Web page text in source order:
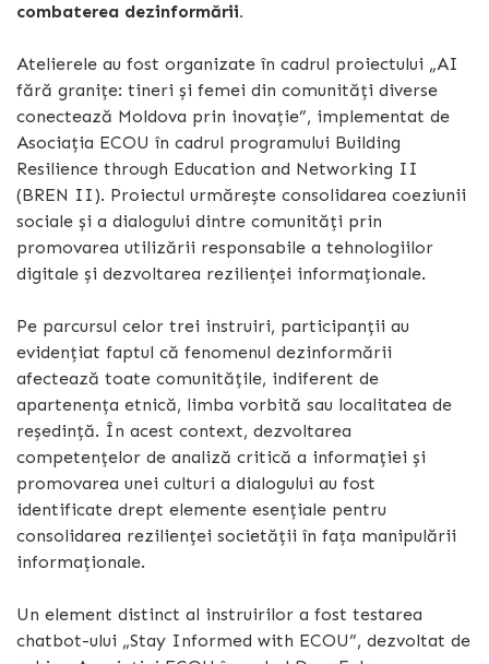
combaterea dezinformării.
Atelierele au fost organizate în cadrul proiectului „AI
fără granițe: tineri și femei din comunități diverse
conectează Moldova prin inovație”, implementat de
Asociația ECOU în cadrul programului Building
Resilience through Education and Networking II
(BREN II). Proiectul urmărește consolidarea coeziunii
sociale și a dialogului dintre comunități prin
promovarea utilizării responsabile a tehnologiilor
digitale și dezvoltarea rezilienței informaționale.
Pe parcursul celor trei instruiri, participanții au
evidențiat faptul că fenomenul dezinformării
afectează toate comunitățile, indiferent de
apartenența etnică, limba vorbită sau localitatea de
reședință. În acest context, dezvoltarea
competențelor de analiză critică a informației și
promovarea unei culturi a dialogului au fost
identificate drept elemente esențiale pentru
consolidarea rezilienței societății în fața manipulării
informaționale.
Un element distinct al instruirilor a fost testarea
chatbot-ului „Stay Informed with ECOU”, dezvoltat de